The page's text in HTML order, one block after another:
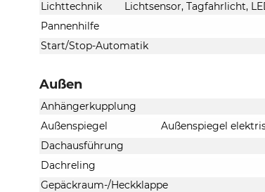
Lichttechnik
Lichtsensor, Tagfahrlicht,
Pannenhilfe
Start/Stop-Automatik
Außen
Anhängerkupplung
Außenspiegel
Außenspiegel
Dachausführung
Dachreling
Gepäckraum-/Heckklappe